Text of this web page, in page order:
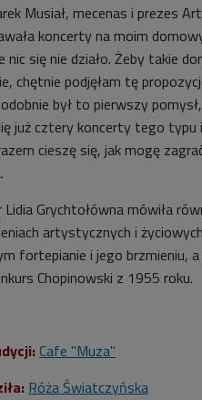
Musiał, mecenas i prezes
koncerty na moim
nic się nie działo. Żeby takie
chętnie podjęłam tę
był to pierwszy
już cztery koncerty tego
cieszę się, jak mogę
Grychtołówna mówiła
artystycznych i
fortepianie i jego brzmieniu,
Chopinowski z 1955 roku.
Cafe "Muza"
Róża Światczyńska